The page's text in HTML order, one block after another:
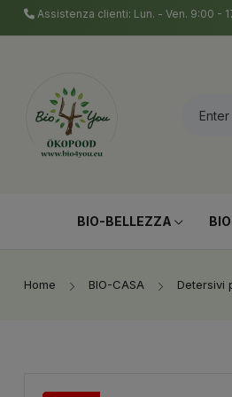
Assistenza clienti: Lun. - Ven. 9:00 -
BIO-BELLEZZA
Home BIO-CASA Detersivi